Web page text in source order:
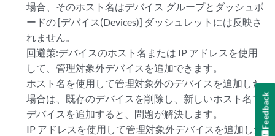
場合、そのホスト名はデバイス グループとダッシュボ
ードの [デバイス(Devices)] ダッシュレットには反映さ
れません。
回避策:デバイスのホスト名または IP アドレスを使用
して、管理対象外デバイスを追加できます。
ホスト名を使用して管理対象外のデバイスを追加した
場合は、既存のデバイスを削除し、新しいホスト名で
デバイスを追加すると、問題が解決します。
IP アドレスを使用して管理対象外デバイスを追加したFeedback